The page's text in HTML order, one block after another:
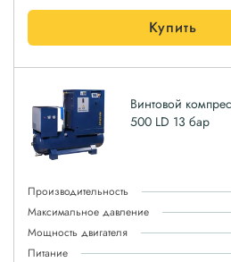
Купить
Винтовой
500 LD 13 бар
Производительность
Максимальное давление
Мощность двигателя
Питание